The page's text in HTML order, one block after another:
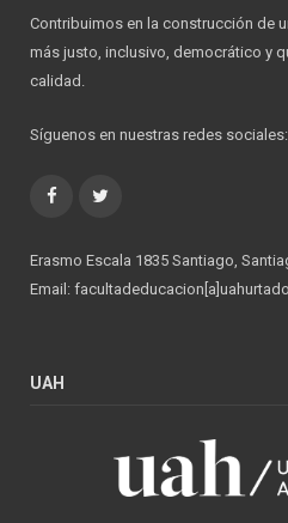
Contribuimos en la construcción de
más justo, inclusivo, democrático y
calidad.
Síguenos en nuestras redes sociales:
Facebook
Erasmo Escala 1835 Santiago,
Email:
UAH